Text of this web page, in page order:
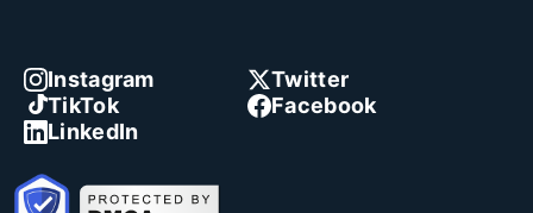
Instagram
Twitter
TikTok
Facebook
LinkedIn